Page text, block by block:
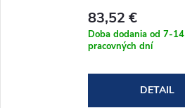
83,52 €
Doba dodania od 7-14
pracovných dní
DETAIL